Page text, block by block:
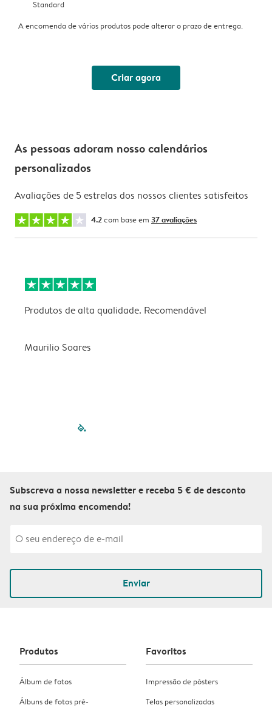
Standard
A encomenda de vários produtos pode alterar o prazo de entrega.
Criar agora
As pessoas adoram nosso calendários
personalizados
Avaliações de 5 estrelas dos nossos clientes satisfeitos
4.2com base em 37 avaliações
Produtos de alta qualidade. Recomendável
Maurilio Soares
filled-pagination
Subscreva a nossa newsletter e receba 5 € de desconto
na sua próxima encomenda!
Enviar
Produtos
Álbum de fotos
Álbuns de fotos pré-
Favoritos
Impressão de pósters
Telas personalizadas